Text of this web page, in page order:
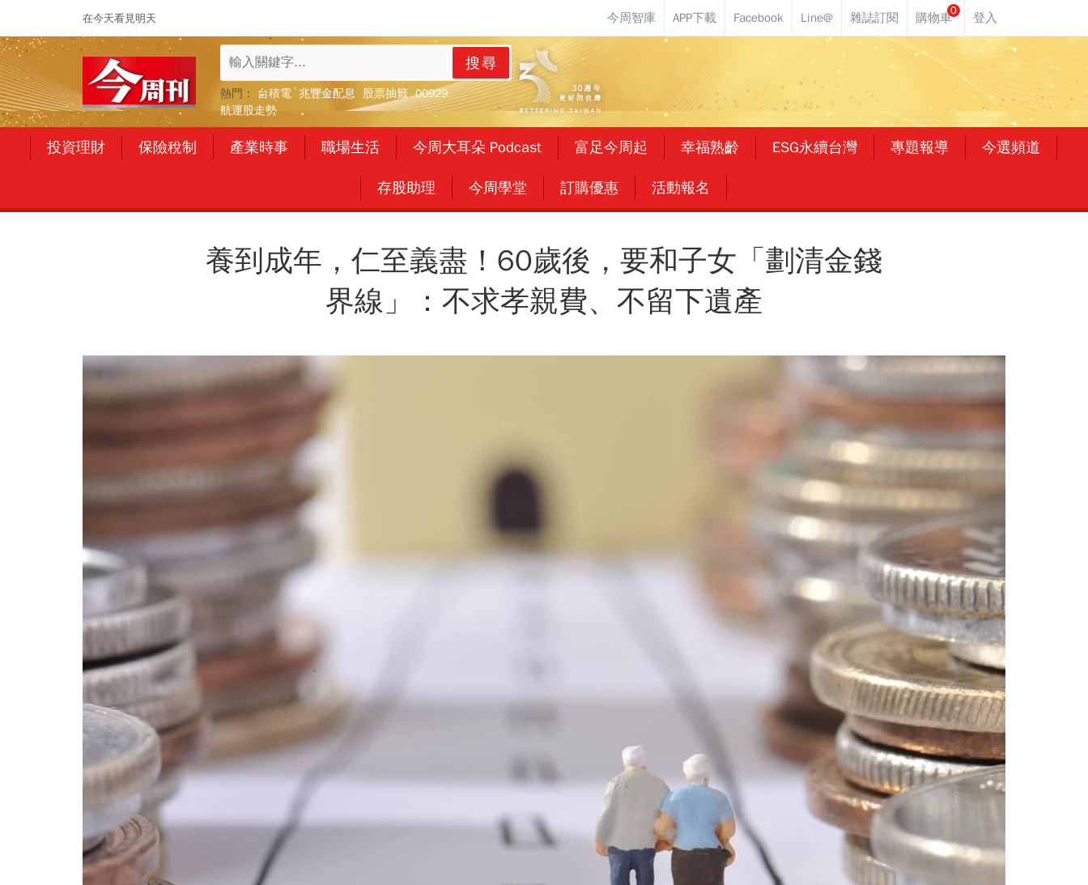
在今天看見明天
0
搜尋
熱門： 台積電 兆豐金配息 股票抽籤 00929
航運股走勢
投資理財 保險稅制 產業時事 職場生活 今周大耳朵 Podcast 富足今周起 幸福熟齡 ESG永續台灣 專題報導 今選頻道
存股助理 今周學堂 訂購優惠 活動報名
養到成年，仁至義盡！60歲後，要和子女「劃清金錢
界線」：不求孝親費、不留下遺產